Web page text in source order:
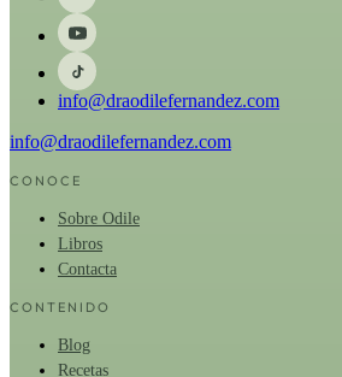
info@draodilefernandez.com
info@draodilefernandez.com
CONOCE
Sobre Odile
Libros
Contacta
CONTENIDO
Blog
Recetas